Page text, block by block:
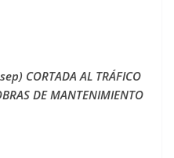
CORTADA AL TRÁFICO
DE MANTENIMIENTO